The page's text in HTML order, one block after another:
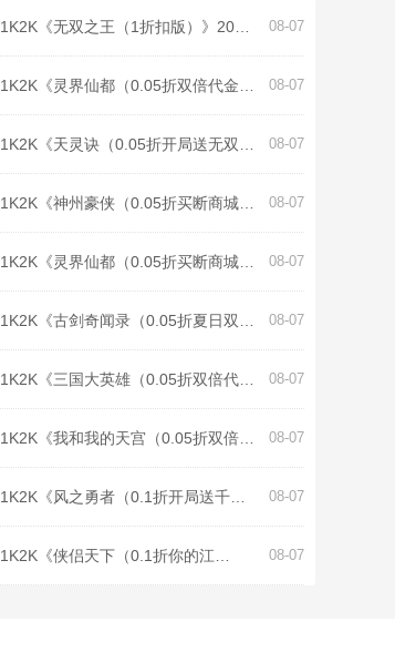
1K2K《无双之王（1折扣版）》2026 08-07
1K2K《灵界仙都（0.05折双倍代金买 08-07
1K2K《天灵诀（0.05折开局送无双门 08-07
1K2K《神州豪侠（0.05折买断商城至 08-07
1K2K《灵界仙都（0.05折买断商城至 08-07
1K2K《古剑奇闻录（0.05折夏日双倍 08-07
1K2K《三国大英雄（0.05折双倍代金 08-07
1K2K《我和我的天宫（0.05折双倍代 08-07
1K2K《风之勇者（0.1折开局送千 08-07
1K2K《侠侣天下（0.1折你的江 08-07